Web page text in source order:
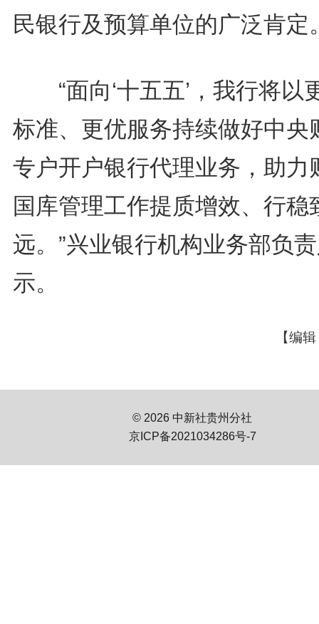
民银行及预算单位的广泛肯定
“面向‘十五五’，我行将以
标准、更优服务持续做好中央
专户开户银行代理业务，助力
国库管理工作提质增效、行稳
远。”兴业银行机构业务部负
示。
【编
© 2026 中新社贵州分社
京ICP备2021034286号-7